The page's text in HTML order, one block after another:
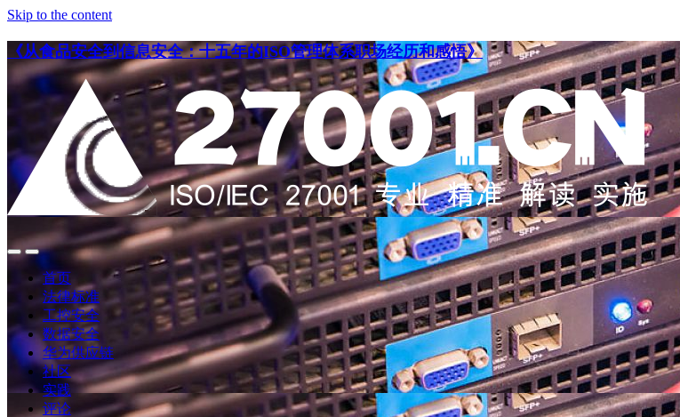
Skip to the content
《从食品安全到信息安全：十五年的ISO管理体系职场经历和感悟》
点
索
点
此
看
导
航
首页
法律标准
工控安全
数据安全
华为供应链
社区
实践
评论